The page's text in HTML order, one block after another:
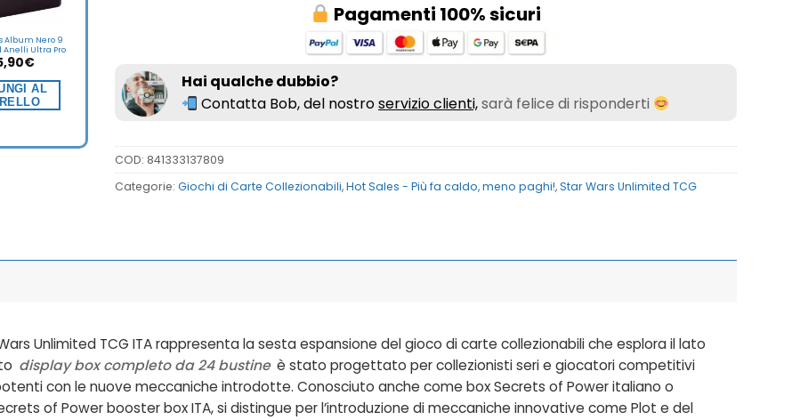
Album Nero 9
Anelli Ultra Pro
€
AL
Pagamenti 100% sicuri
Hai qualche dubbio?
Contatta Bob, del nostroservizio clienti,sarà felice di risponderti
COD: 841333137809
Categorie: Giochi di Carte Collezionabili,Hot Sales - Più fa caldo, meno paghi!,Star Wars Unlimited TCG
Unlimited TCG ITA rappresenta la sesta espansione del gioco di carte collezionabili che esplora il lato
display box completo da 24 bustine è stato progettato per collezionisti seri e giocatori competitivi
con le nuove meccaniche introdotte. Conosciuto anche come box Secrets of Power italiano o
of Power booster box ITA, si distingue per l’introduzione di meccaniche innovative come Plot e del